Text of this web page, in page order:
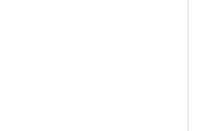
ジャー客へのエンジン
の他、併設店舗のカフェ